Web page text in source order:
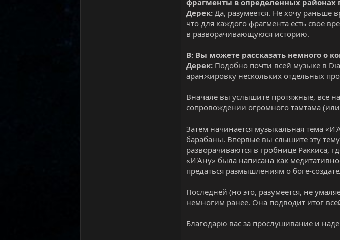
фрагменты в определенных районах
Дерек: Да, разумеется. Не хочу раньше
что для каждого фрагмента есть свое
в разворачивающуюся историю.
В: Вы можете рассказать немного о
Дерек: Подобно почти всей музыке в
аранжировку нескольких отдельных
Вначале вы услышите протяжные, все
сопровождении огромного тамтама
Затем начинается музыкальная тема
барабаны. Впервые вы слышите эту
разворачиваются в гробнице Раккиса,
«И'Ану» была написана как
предаться размышлениям о боге-
Последней (но это, разумеется, не
немногим ранее. Она подводит итог
Благодарю вас за прослушивание и